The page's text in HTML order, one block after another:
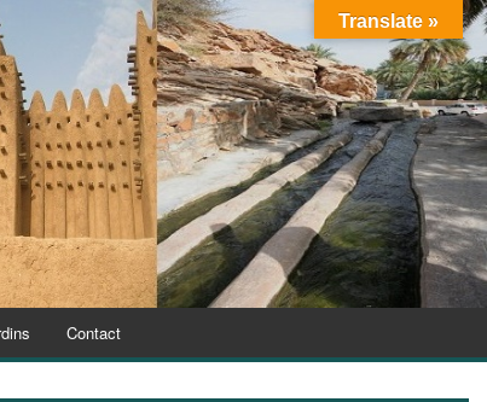
Contact
Translate »